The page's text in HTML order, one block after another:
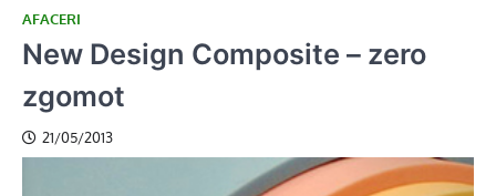
AFACERI
New Design Composite – zero
zgomot
21/05/2013